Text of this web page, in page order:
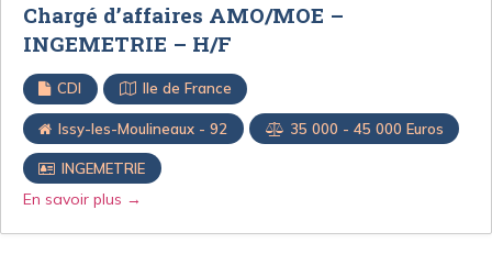
Chargé d’affaires AMO/MOE –
INGEMETRIE – H/F
CDI Ile de France
Issy-les-Moulineaux - 92 35 000 - 45 000 Euros
INGEMETRIE
En savoir plus